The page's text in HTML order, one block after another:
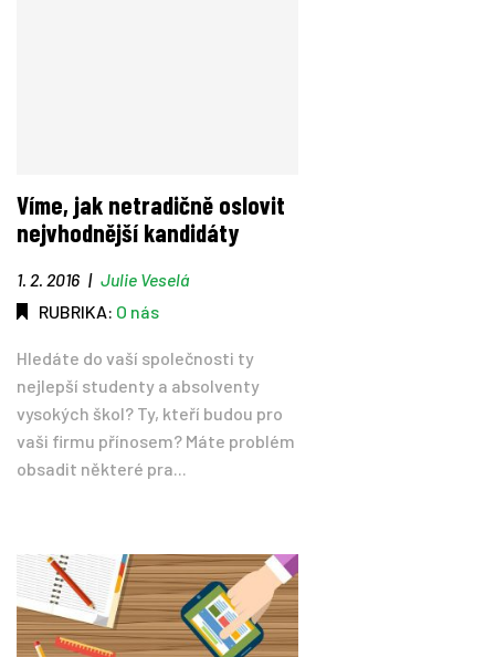
Víme, jak netradičně oslovit
nejvhodnější kandidáty
1. 2. 2016 | Julie Veselá
RUBRIKA: O nás
Hledáte do vaší společnosti ty
nejlepší studenty a absolventy
vysokých škol? Ty, kteří budou pro
vaši firmu přínosem? Máte problém
obsadit některé pra...